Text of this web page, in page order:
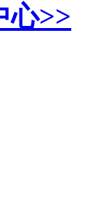
心>>